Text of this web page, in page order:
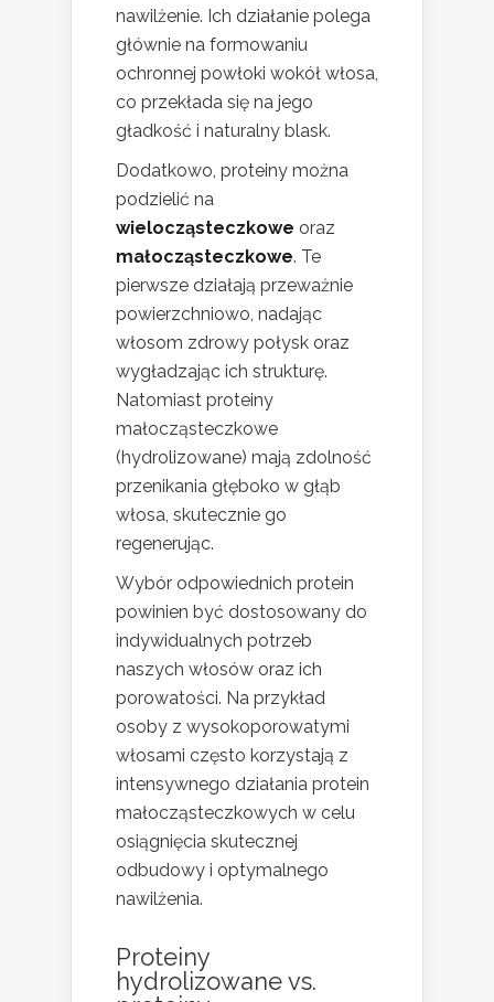
nawilżenie. Ich działanie polega
głównie na formowaniu
ochronnej powłoki wokół włosa,
co przekłada się na jego
gładkość i naturalny blask.
Dodatkowo, proteiny można
podzielić na
wielocząsteczkowe oraz
małocząsteczkowe. Te
pierwsze działają przeważnie
powierzchniowo, nadając
włosom zdrowy połysk oraz
wygładzając ich strukturę.
Natomiast proteiny
małocząsteczkowe
(hydrolizowane) mają zdolność
przenikania głęboko w głąb
włosa, skutecznie go
regenerując.
Wybór odpowiednich protein
powinien być dostosowany do
indywidualnych potrzeb
naszych włosów oraz ich
porowatości. Na przykład
osoby z wysokoporowatymi
włosami często korzystają z
intensywnego działania protein
małocząsteczkowych w celu
osiągnięcia skutecznej
odbudowy i optymalnego
nawilżenia.
Proteiny
hydrolizowane vs.